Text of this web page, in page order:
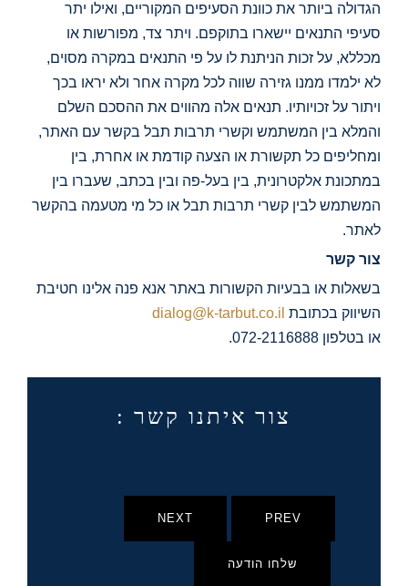
הגדולה ביותר את כוונת הסעיפים המקוריים, ואילו יתר
סעיפי התנאים יישארו בתוקפם. ויתר צד, מפורשות או
מכללא, על זכות הניתנת לו על פי התנאים במקרה מסוים,
לא ילמדו ממנו גזירה שווה לכל מקרה אחר ולא יראו בכך
ויתור על זכויותיו. תנאים אלה מהווים את ההסכם השלם
והמלא בין המשתמש וקשרי תרבות תבל בקשר עם האתר,
ומחליפים כל תקשורת או הצעה קודמת או אחרת, בין
במתכונת אלקטרונית, בין בעל-פה ובין בכתב, שעברו בין
המשתמש לבין קשרי תרבות תבל או כל מי מטעמה בהקשר
לאתר.
צור קשר
בשאלות או בבעיות הקשורות באתר אנא פנה אלינו חטיבת
השיווק בכתובת dialog@k-tarbut.co.il
או בטלפון 072-2116888.
צור איתנו קשר :
PREV
NEXT
שלחו הודעה